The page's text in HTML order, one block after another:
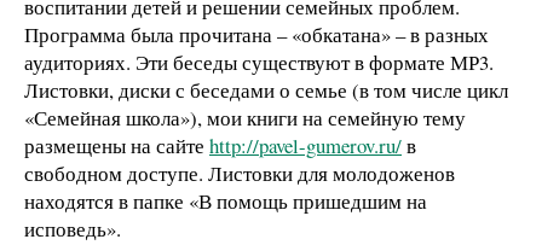
воспитании детей и решении семейных проблем.
Программа была прочитана – «обкатана» – в разных
аудиториях. Эти беседы существуют в формате МР3.
Листовки, диски с беседами о семье (в том числе цикл
«Семейная школа»), мои книги на семейную тему
размещены на сайте http://pavel-gumerov.ru/в
свободном доступе. Листовки для молодоженов
находятся в папке «В помощь пришедшим на
исповедь».